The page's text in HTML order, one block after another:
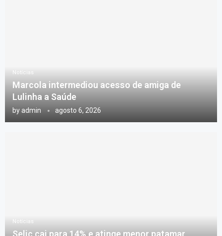
Notícias
Marcola intermediou acesso de amiga de
Lulinha a Saúde
by admin agosto 6, 2026
Notícias